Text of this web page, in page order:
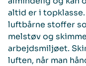
altid er i
luftbårne stoffer
melstøv og
arbejdsmiljøet.
luften, når man